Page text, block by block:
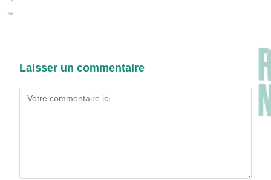
Laisser un commentaire
Comment